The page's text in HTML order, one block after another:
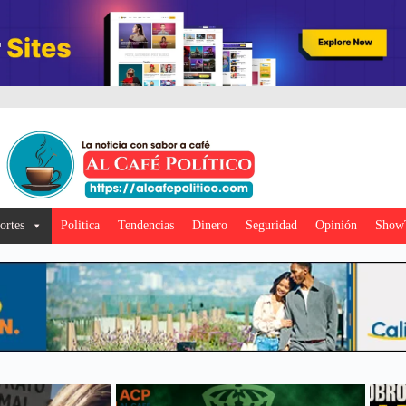
Politica Tendencias Dinero Seguridad Opinión